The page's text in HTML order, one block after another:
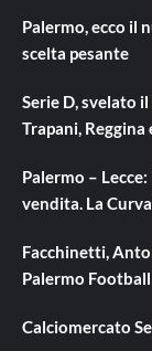
Palermo, ecco il
scelta pesante
Serie D, svelato
Trapani, Reggina
Palermo –
vendita. La
Facchinetti,
Palermo
Calciomercato